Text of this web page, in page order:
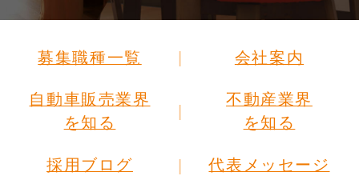
募集職種一覧
自動車販売業界
を知る
不動産業界
を知る
代表メッセージ
採用ブログ
会社案内